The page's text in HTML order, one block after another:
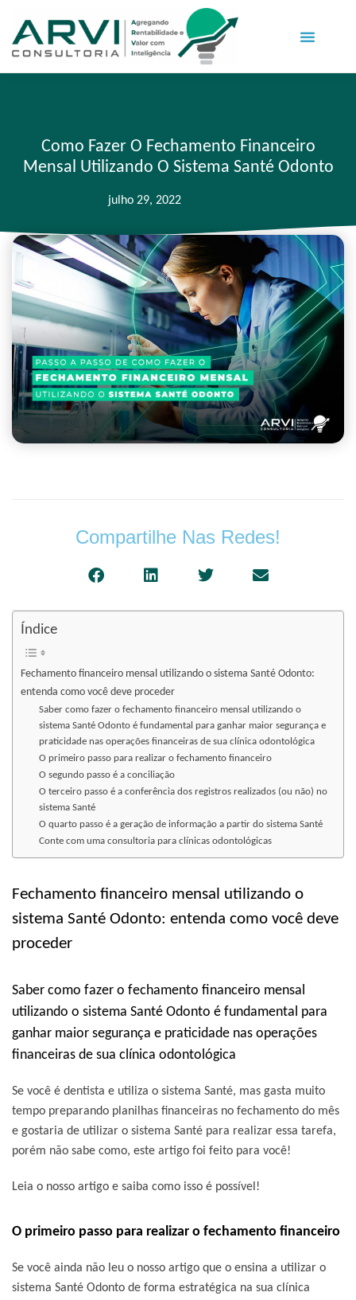
Como Fazer O Fechamento Financeiro
Mensal Utilizando O Sistema Santé Odonto
julho 29, 2022
Compartilhe Nas Redes!
Índice
Fechamento financeiro mensal utilizando o sistema Santé Odonto:
entenda como você deve proceder
Saber como fazer o fechamento financeiro mensal utilizando o
sistema Santé Odonto é fundamental para ganhar maior segurança e
praticidade nas operações financeiras de sua clínica odontológica
O primeiro passo para realizar o fechamento financeiro
O segundo passo é a conciliação
O terceiro passo é a conferência dos registros realizados (ou não) no
sistema Santé
O quarto passo é a geração de informação a partir do sistema Santé
Conte com uma consultoria para clínicas odontológicas
Fechamento financeiro mensal utilizando o
sistema Santé Odonto: entenda como você deve
proceder
Saber como fazer o fechamento financeiro mensal
utilizando o sistema Santé Odonto é fundamental para
ganhar maior segurança e praticidade nas operações
financeiras de sua clínica odontológica
Se você é dentista e utiliza o sistema Santé, mas gasta muito
tempo preparando planilhas financeiras no fechamento do mês
e gostaria de utilizar o sistema Santé para realizar essa tarefa,
porém não sabe como, este artigo foi feito para você!
Leia o nosso artigo e saiba como isso é possível!
O primeiro passo para realizar o fechamento financeiro
Se você ainda não leu o nosso artigo que o ensina a utilizar o
sistema Santé Odonto de forma estratégica na sua clínica